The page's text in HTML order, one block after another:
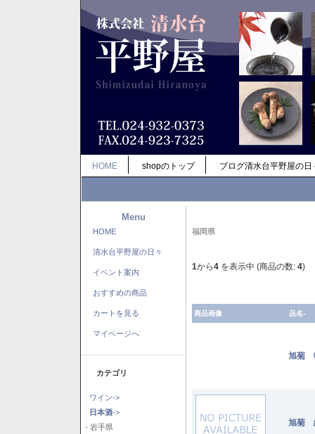
HOME shopのトップ ブログ清水台平野屋の日
Menu
HOME
清水台平野屋の日々
イベント案内
おすすめの商品
カートを見る
マイページへ
カテゴリ
ワイン->
日本酒->
- 岩手県
福岡県
1から4 を表示中 (商品の数: 4)
商品画像 品名-
旭菊
旭菊